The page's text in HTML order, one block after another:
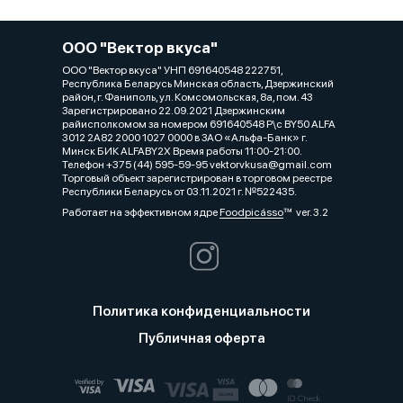
ООО "Вектор вкуса"
ООО "Вектор вкуса" УНП 691640548 222751,
Республика Беларусь Минская область, Дзержинский
район, г. Фаниполь, ул. Комсомольская, 8а, пом. 43
Зарегистрировано 22.09.2021 Дзержинским
райисполкомом за номером 691640548 Р\с BY50 ALFA
3012 2A82 2000 1027 0000 в ЗАО «Альфа-Банк» г.
Минск БИК ALFABY2X Время работы 11:00-21:00.
Телефон +375 (44) 595-59-95 vektorvkusa@gmail.com
Торговый объект зарегистрирован в торговом реестре
Республики Беларусь от 03.11.2021 г. №522435.
Работает на эффективном ядреFoodpicássover. 3.2
Политика конфиденциальности
Публичная оферта